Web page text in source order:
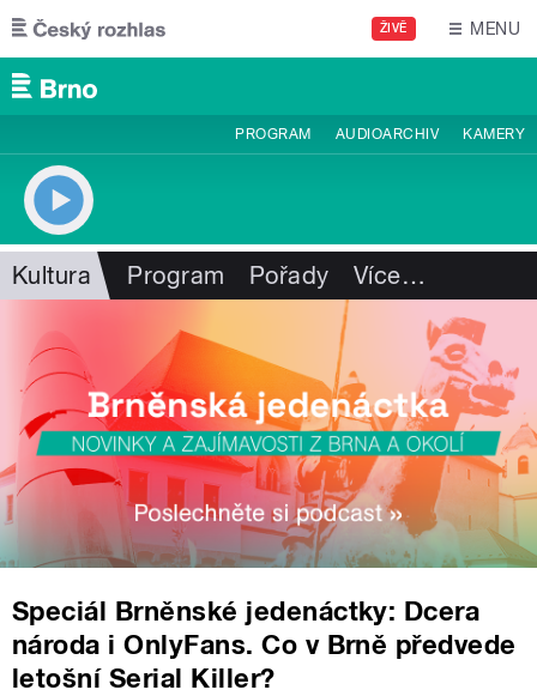
Přejít k hlavnímu obsahu
ŽIVĚ MENU
PROGRAM AUDIOARCHIV KAMERY
Kultura Program Pořady Více…
Speciál Brněnské jedenáctky: Dcera
národa i OnlyFans. Co v Brně předvede
letošní Serial Killer?